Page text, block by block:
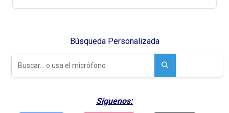
Búsqueda Personalizada
Síguenos: